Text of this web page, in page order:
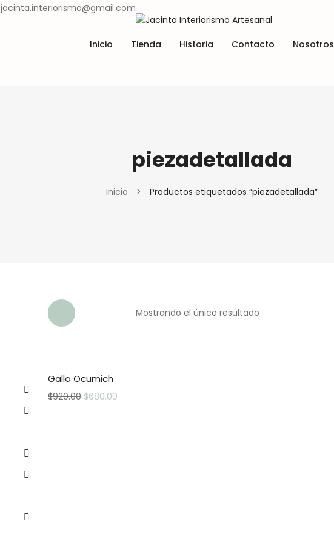
jacinta.interiorismo@gmail.com
Inicio Tienda Historia Contacto Nosotros
piezadetallada
Inicio > Productos etiquetados “piezadetallada”
Mostrando el único resultado
Gallo Ocumich
$920.00 $680.00